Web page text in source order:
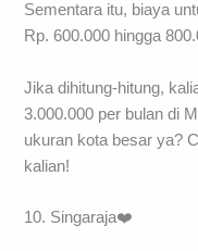
Sementara itu, biaya
Rp. 600.000 hingga
Jika dihitung-hitung,
3.000.000 per bulan di
ukuran kota besar ya?
kalian!
10. Singaraja❤️